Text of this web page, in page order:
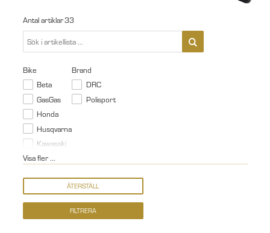
Antal artiklar33
Bike
Beta
GasGas
Honda
Husqvarna
Kawasaki
Visa fler ...
Brand
DRC
Polisport